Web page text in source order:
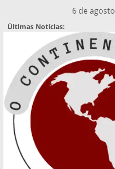
para
6 de
Últimas Notícias: